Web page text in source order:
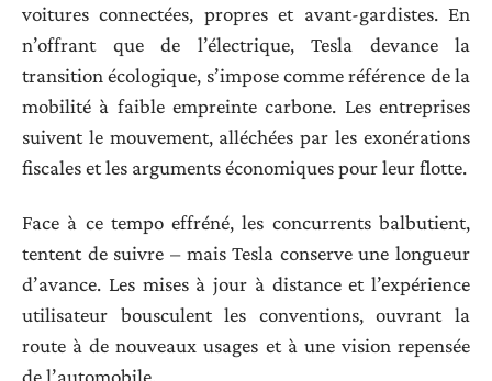
voitures connectées, propres et avant-gardistes. En
n’offrant que de l’électrique, Tesla devance la
transition écologique, s’impose comme référence de la
mobilité à faible empreinte carbone. Les entreprises
suivent le mouvement, alléchées par les exonérations
fiscales et les arguments économiques pour leur flotte.
Face à ce tempo effréné, les concurrents balbutient,
tentent de suivre – mais Tesla conserve une longueur
d’avance. Les mises à jour à distance et l’expérience
utilisateur bousculent les conventions, ouvrant la
route à de nouveaux usages et à une vision repensée